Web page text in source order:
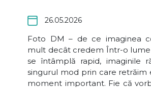
26.05.2026
Foto DM – de ce imaginea
mult decât credem Într-o
se întâmplă rapid, imaginile
singurul mod prin care retrăim
moment important. Fie că